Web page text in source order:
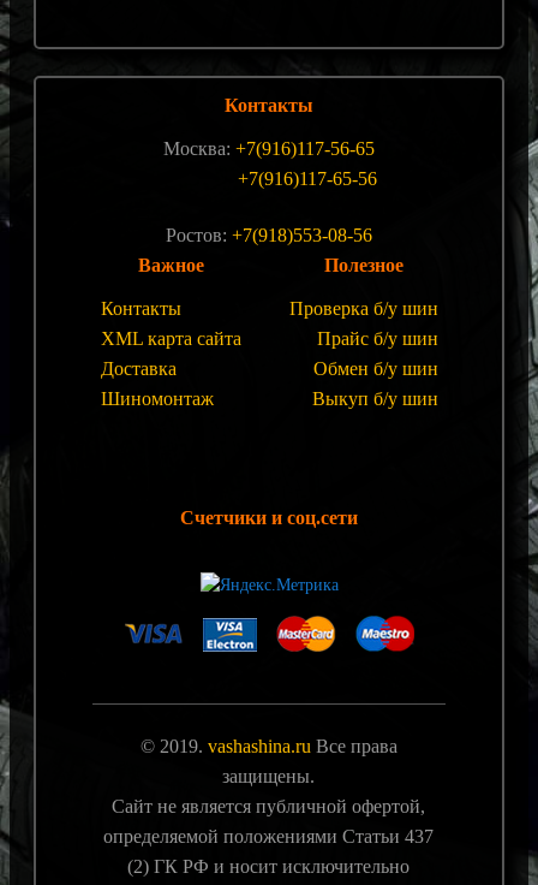
Контакты
Москва: +7(916)117-56-65
+7(916)117-65-56
Ростов: +7(918)553-08-56
Важное
Контакты
XML карта сайта
Доставка
Шиномонтаж
Полезное
Проверка б/у шин
Прайс б/у шин
Обмен б/у шин
Выкуп б/у шин
Счетчики и соц.сети
© 2019. vashashina.ru Все права
защищены.
Сайт не является публичной офертой,
определяемой положениями Статьи 437
(2) ГК РФ и носит исключительно